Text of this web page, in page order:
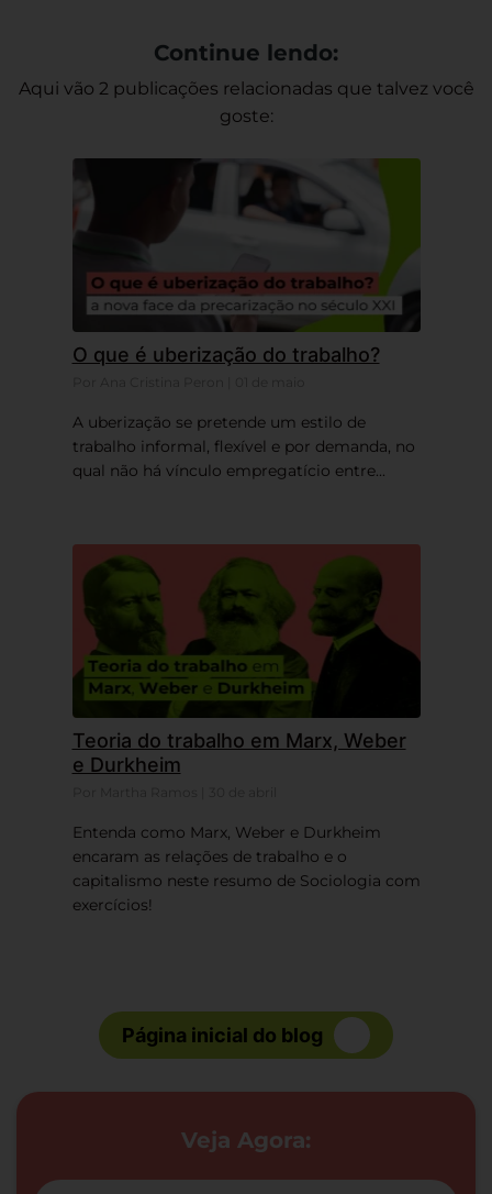
Continue lendo:
Aqui vão 2 publicações relacionadas que talvez você
goste:
O que é uberização do trabalho?
A uberização se pretende um estilo de
trabalho informal, flexível e por demanda, no
qual não há vínculo empregatício entre...
Teoria do trabalho em Marx, Weber
e Durkheim
Entenda como Marx, Weber e Durkheim
encaram as relações de trabalho e o
capitalismo neste resumo de Sociologia com
exercícios!
Página inicial do blog
Veja Agora: